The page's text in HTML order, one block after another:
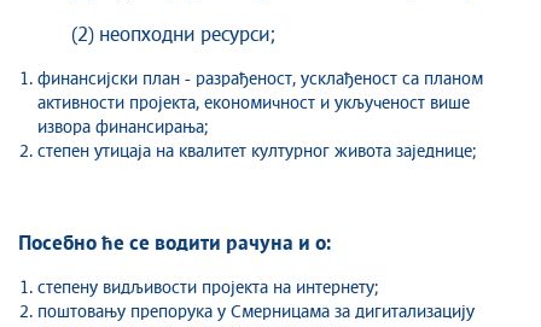
(2) неопходни ресурси;
финансијски план - разрађеност, усклађеност са планом
активности пројекта, економичност и укљученост више
извора финансирања;
степен утицаја на квалитет културног живота заједнице;
Посебно ће се водити рачуна и о:
степену видљивости пројекта на интернету;
поштовању препорука у Смерницама за дигитализацију